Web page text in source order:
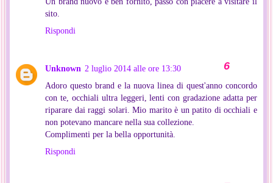
sito.
Rispondi
Unknown 2 luglio 2014 alle ore 13:30
Adoro questo brand e la nuova linea di quest'anno concordo
con te, occhiali ultra leggeri, lenti con gradazione adatta per
riparare dai raggi solari. Mio marito è un patito di occhiali e
non potevano mancare nella sua collezione.
Complimenti per la bella opportunità.
Rispondi